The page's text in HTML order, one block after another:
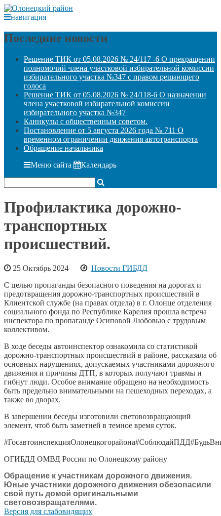
навигация
Последние новости
Решение ТИК от 05.08.2026 № 24/117 -6 О прекращении
полномочий члена участковой избирательной комиссии
избирательного участка №347 с правом решающего
голоса
Решение ТИК от 05.08.2026 № 24/118-6 О назначении
члена участковой избирательной комиссии
избирательного участка №347
Каникулы с общественным советом.
Постановление от 5 августа 2026 года № 711 О
временном ограничении движения автотранспорта
Обращение начальника
Меню сайта Календарь
Профилактика дорожно-
транспортных
происшествий.
25 Октябрь 2024
Новости ГИБДД
С целью пропаганды безопасного поведения на дорогах и
предотвращения дорожно-транспортных происшествий в
Клиентской службе (на правах отдела) в г. Олонце отделения
социального фонда по Республике Карелия прошла встреча
инспектора по пропаганде Осиповой Любовью с трудовым
коллективом.
В ходе беседы автоинспектор ознакомила со статистикой
дорожно-транспортных происшествий в районе, рассказала об
основных нарушениях, допускаемых участниками дорожного
движения и причины ДТП, в которых получают травмы и
гибнут люди. Особое внимание обращено на необходимость
быть предельно внимательными на пешеходных переходах, а
также во дворах.
В завершении беседы изготовили световозвращающий
элемент, чтоб быть заметней в темное время суток.
ОГИБДД ОМВД России по Олонецкому району
Обращение к участникам дорожного движения.
Юные участники дорожного движения обезопасили
свой путь домой оригинальными
световозвращателями.
Версия для слабовидящих